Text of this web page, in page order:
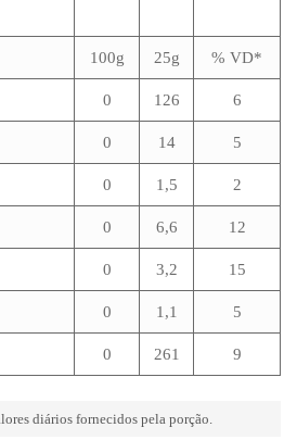
100g 25g % VD*
0 126 6
0 14 5
0 1,5 2
0 6,6 12
0 3,2 15
0 1,1 5
0 261 9
diários fornecidos pela porção.